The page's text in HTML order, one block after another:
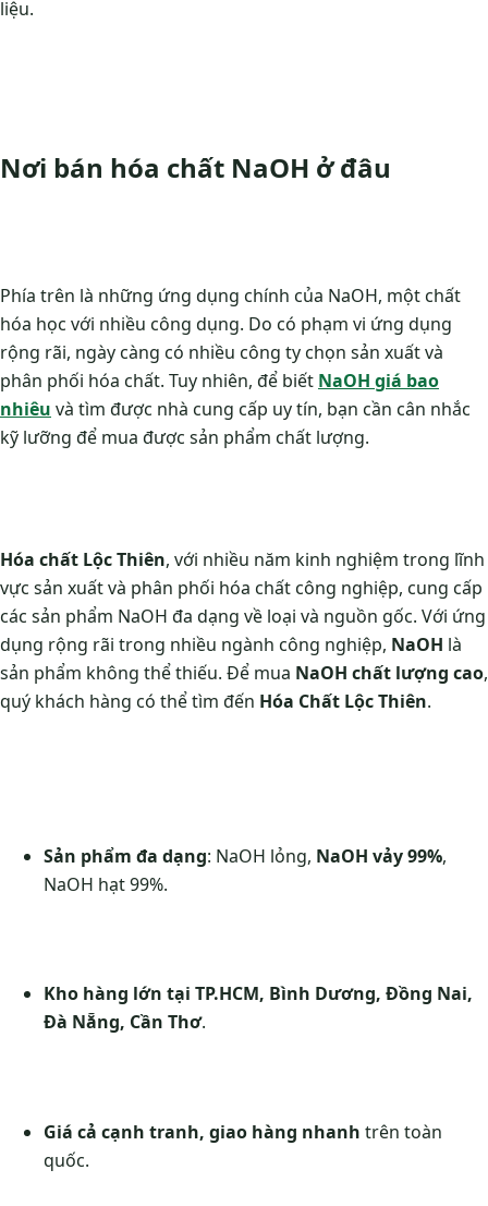
liệu.
Nơi bán hóa chất NaOH ở đâu
Phía trên là những ứng dụng chính của NaOH, một chất
hóa học với nhiều công dụng. Do có phạm vi ứng dụng
rộng rãi, ngày càng có nhiều công ty chọn sản xuất và
phân phối hóa chất. Tuy nhiên, để biết NaOH giá bao
nhiêu và tìm được nhà cung cấp uy tín, bạn cần cân nhắc
kỹ lưỡng để mua được sản phẩm chất lượng.
Hóa chất Lộc Thiên, với nhiều năm kinh nghiệm trong lĩnh
vực sản xuất và phân phối hóa chất công nghiệp, cung cấp
các sản phẩm NaOH đa dạng về loại và nguồn gốc. Với ứng
dụng rộng rãi trong nhiều ngành công nghiệp, NaOH là
sản phẩm không thể thiếu. Để mua NaOH chất lượng cao,
quý khách hàng có thể tìm đến Hóa Chất Lộc Thiên​.
Sản phẩm đa dạng: NaOH lỏng, NaOH vảy 99%,
NaOH hạt 99%.
Kho hàng lớn tại TP.HCM, Bình Dương, Đồng Nai,
Đà Nẵng, Cần Thơ.
Giá cả cạnh tranh, giao hàng nhanh trên toàn
quốc.